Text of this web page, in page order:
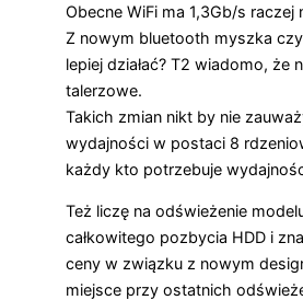
Obecne WiFi ma 1,3Gb/s raczej
Z nowym bluetooth myszka
lepiej działać? T2 wiadomo, że
talerzowe.
Takich zmian nikt by nie
wydajności w postaci 8
każdy kto potrzebuje
Też liczę na odświeżenie
całkowitego pozbycia HDD i
ceny w związku z nowym
miejsce przy ostatnich